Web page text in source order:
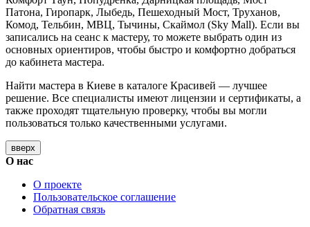
Патона, Гиропарк, Лыбедь, Пешеходный Мост, Труханов,
Комод, Тельбин, МВЦ, Тычины, Скаймол (Sky Mall). Если вы
записались на сеанс к мастеру, то можете выбрать один из
основных ориентиров, чтобы быстро и комфортно добраться
до кабинета мастера.
Найти мастера в Киеве в каталоге Красивей — лучшее
решение. Все специалисты имеют лицензии и сертификаты, а
также проходят тщательную проверку, чтобы вы могли
пользоваться только качественными услугами.
вверх
О нас
О проекте
Пользовательское соглашение
Обратная связь